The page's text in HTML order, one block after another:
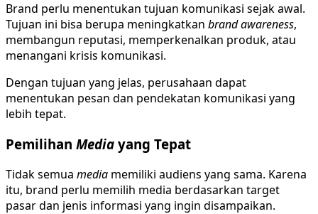
Brand perlu menentukan tujuan komunikasi sejak awal.
Tujuan ini bisa berupa meningkatkan brand awareness,
membangun reputasi, memperkenalkan produk, atau
menangani krisis komunikasi.
Dengan tujuan yang jelas, perusahaan dapat
menentukan pesan dan pendekatan komunikasi yang
lebih tepat.
Pemilihan Media yang Tepat
Tidak semua media memiliki audiens yang sama. Karena
itu, brand perlu memilih media berdasarkan target
pasar dan jenis informasi yang ingin disampaikan.